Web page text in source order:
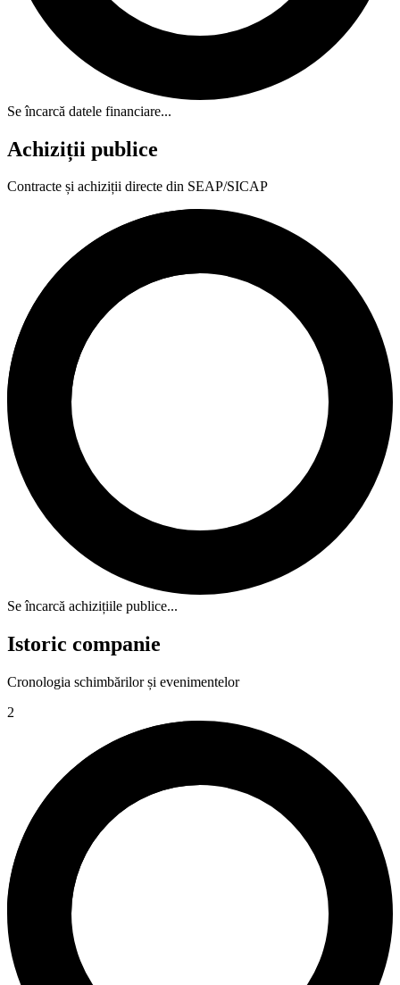
Se încarcă datele financiare...
Achiziții publice
Contracte și achiziții directe din SEAP/SICAP
Se încarcă achizițiile publice...
Istoric companie
Cronologia schimbărilor și evenimentelor
2